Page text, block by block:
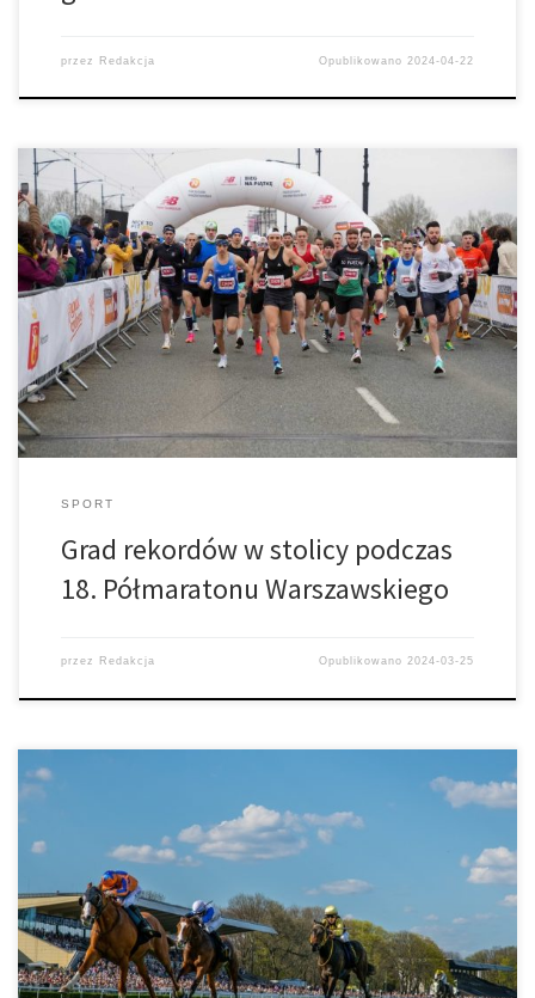
przez Redakcja Opublikowano 2024-04-22
Rozstrzygnięcia także w 33. PZLA Mistrzostwach Polski w
Półmaratonie - dwa nowe rekordy mistrzostw
SPORT
Grad rekordów w stolicy podczas
18. Półmaratonu Warszawskiego
przez Redakcja Opublikowano2024-03-25
Znamy kalendarz dni wyścigowych w 2024 roku na Torze
Służewiec